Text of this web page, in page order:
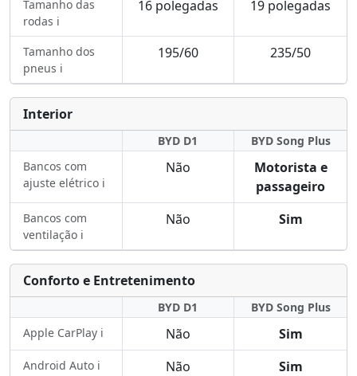
Tamanho das
rodas ℹ️
16 polegadas 19 polegadas
Tamanho dos
pneus ℹ️
195/60 235/50
Interior
BYD D1
BYD Song Plus
Bancos com
ajuste elétrico ℹ️
Não
Motorista e
passageiro
Bancos com
ventilação ℹ️
Não Sim
Conforto e Entretenimento
BYD D1
BYD Song Plus
Apple CarPlay ℹ️
Não Sim
Android Auto ℹ️ Não Sim